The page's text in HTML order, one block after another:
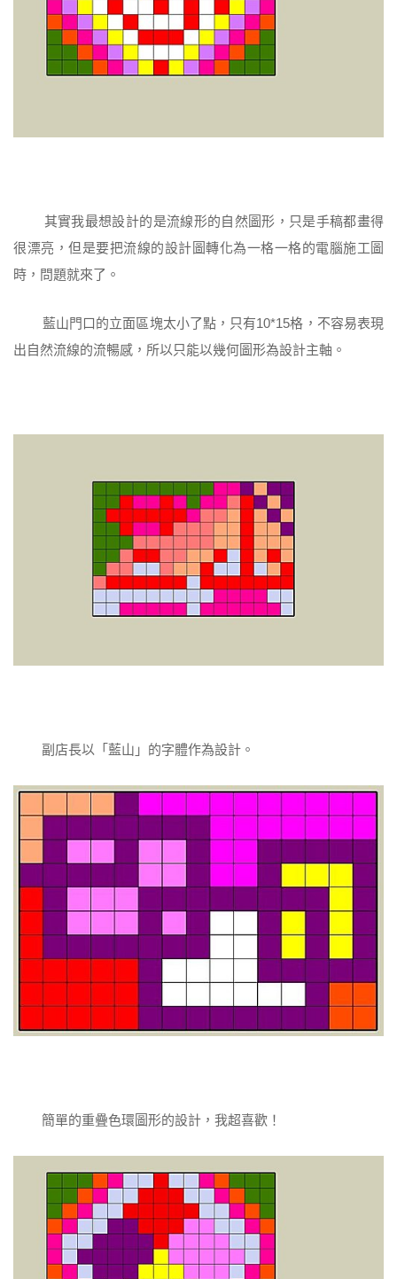
其實我最想設計的是流線形的自然圖形，只是手稿都畫得
很漂亮，但是要把流線的設計圖轉化為一格一格的電腦施工圖
時，問題就來了。
藍山門口的立面區塊太小了點，只有10*15格，不容易表現
出自然流線的流暢感，所以只能以幾何圖形為設計主軸。
副店長以「藍山」的字體作為設計。
簡單的重疊色環圖形的設計，我超喜歡！